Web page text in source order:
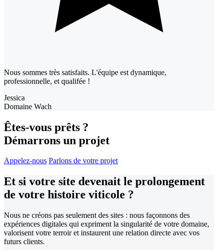
Nous sommes très satisfaits. L'équipe est dynamique,
professionnelle, et qualifée !
Jessica
Domaine Wach
Êtes-vous prêts ?
Démarrons un projet
Appelez-nous Parlons de votre projet
Et si votre site devenait le prolongement
de votre histoire viticole ?
Nous ne créons pas seulement des sites : nous façonnons des
expériences digitales qui expriment la singularité de votre domaine,
valorisent votre terroir et instaurent une relation directe avec vos
futurs clients.